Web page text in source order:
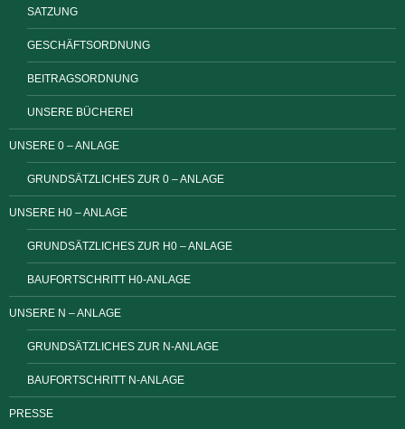
SATZUNG
GESCHÄFTSORDNUNG
BEITRAGSORDNUNG
UNSERE BÜCHEREI
UNSERE 0 – ANLAGE
GRUNDSÄTZLICHES ZUR 0 – ANLAGE
UNSERE H0 – ANLAGE
GRUNDSÄTZLICHES ZUR H0 – ANLAGE
BAUFORTSCHRITT H0-ANLAGE
UNSERE N – ANLAGE
GRUNDSÄTZLICHES ZUR N-ANLAGE
BAUFORTSCHRITT N-ANLAGE
PRESSE